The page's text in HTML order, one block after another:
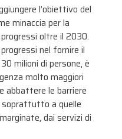
l’obiettivo del
minaccia per la
oltre il 2030.
nel fornire il
milioni di persone, è
molto maggiori
abbattere le barriere
soprattutto a quelle
dai servizi di